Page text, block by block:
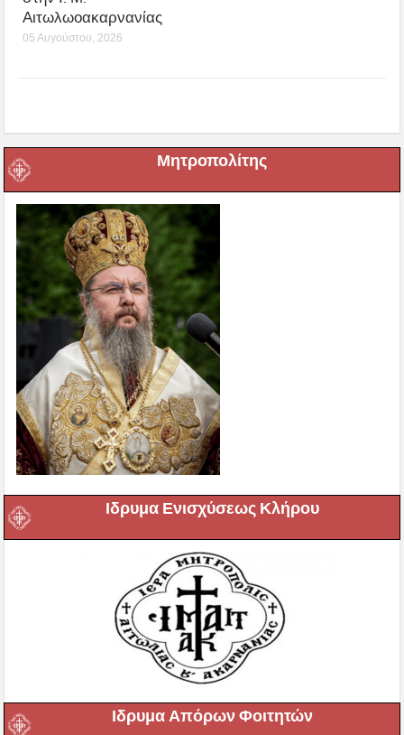
Αιτωλωοακαρνανίας
05 Αυγούστου, 2026
Μητροπολίτης
Ιδρυμα Ενισχύσεως Κλήρου
Ιδρυμα Απόρων Φοιτητών